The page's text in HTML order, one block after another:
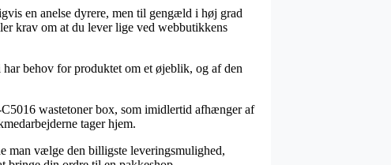
en anelse dyrere, men til gengæld i høj grad
krav om at du lever lige ved webbutikkens
behov for produktet om et øjeblik, og af den
wastetoner box, som imidlertid afhænger af
tager hjem.
man vælge den billigste leveringsmulighed,